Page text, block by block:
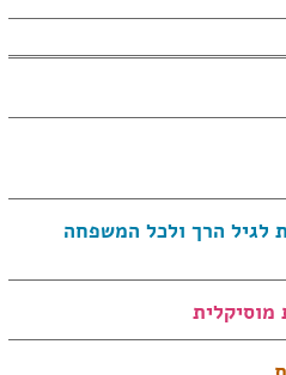
לגיל הרך ולכל המשפחה
מוסיקלית